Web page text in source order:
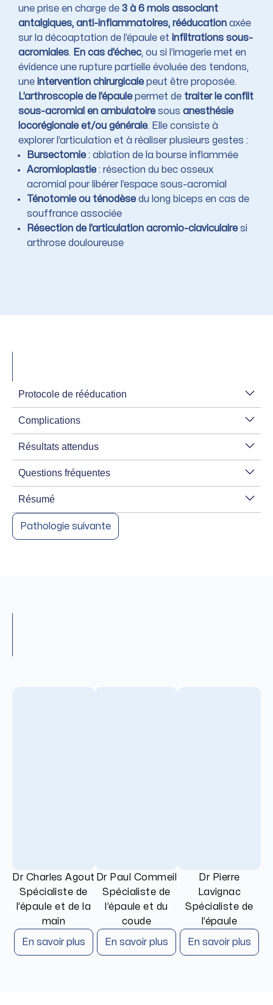
une prise en charge de 3 à 6 mois associant
antalgiques, anti-inflammatoires, rééducation axée
sur la décoaptation de l’épaule et infiltrations sous-
acromiales. En cas d’échec, ou si l’imagerie met en
évidence une rupture partielle évoluée des tendons,
une intervention chirurgicalepeut être proposée.
L’arthroscopie de l’épaulepermet de traiter le conflit
sous-acromial en ambulatoiresous anesthésie
locorégionale et/ou générale. Elle consiste à
explorer l’articulation et à réaliser plusieurs gestes :
Bursectomie: ablation de la bourse inflammée
Acromioplastie: résection du bec osseux
acromial pour libérer l’espace sous-acromial
Ténotomie ou ténodèsedu long biceps en cas de
souffrance associée
Résection de l’articulation acromio-claviculairesi
arthrose douloureuse
Protocole de rééducation
Complications
Résultats attendus
Questions fréquentes
Résumé
Pathologie suivante
Dr Charles Agout
Spécialiste de
l’épaule et de la
main
En savoir plus
Dr Paul Commeil
Spécialiste de
l’épaule et du
coude
En savoir plus
Dr Pierre
Lavignac
Spécialiste de
l’épaule
En savoir plus